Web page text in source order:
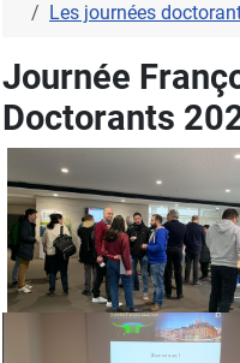
Les journées
Journée
Doctorants